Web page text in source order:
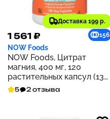
Доставка 199 р.
1 561 ₽ 156
NOW Foods
NOW Foods, Цитрат
магния, 400 мг, 120
растительных капсул (133
мг на капсулу)
5 2 отзыва